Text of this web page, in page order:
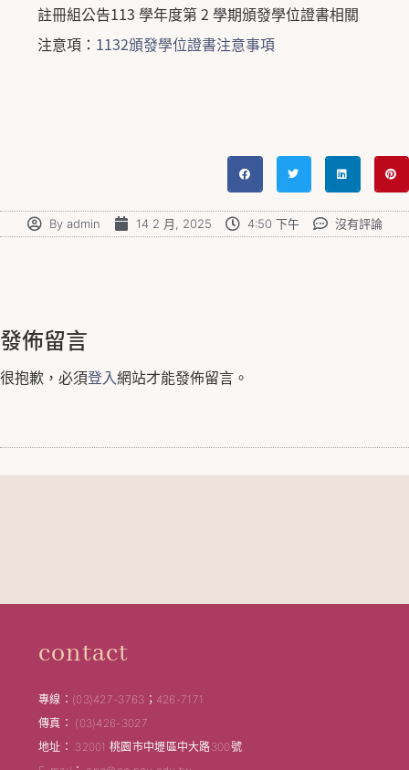
註冊組公告113 學年度第 2 學期頒發學位證書相關
注意項： 1132頒發學位證書注意事項
Byadmin 14 2 月, 2025 4:50 下午 沒有評論
發佈留言
很抱歉，必須登入網站才能發佈留言。
contact
專線：(03)427-3763；426-7171
傳真： (03)426-3027
地址： 32001 桃園市中壢區中大路300號